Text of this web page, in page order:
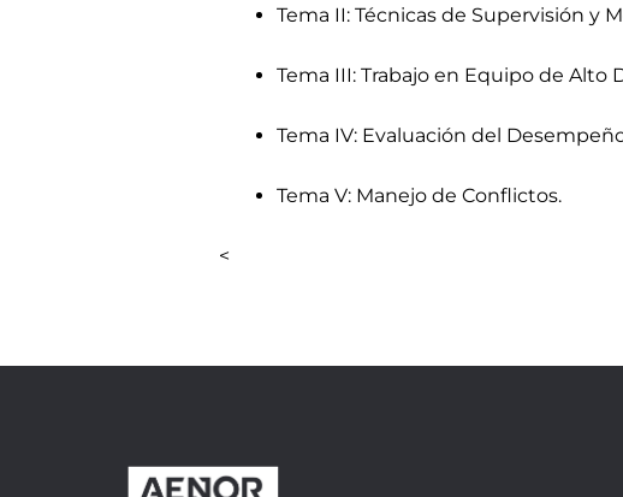
Tema II: Técnicas de Supervisión y
Tema III: Trabajo en Equipo de Alto
Tema IV: Evaluación del
Tema V: Manejo de Conflictos.
<